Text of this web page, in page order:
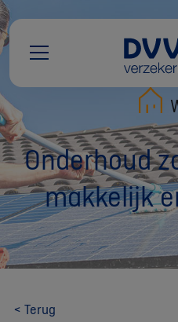
Onderhoud
makkelijk
< Terug